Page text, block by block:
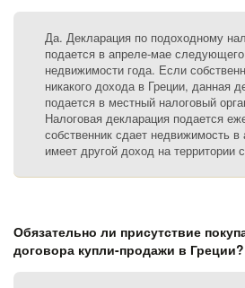
Да. Декларация по подоходному
подается в апреле-мае следующего
недвижимости года. Если
никакого дохода в Греции, данная
подается в местный налоговый
Налоговая декларация подается
собственник сдает недвижимость
имеет другой доход на территории
Обязательно ли присутствие
договора купли-продажи в Греции?